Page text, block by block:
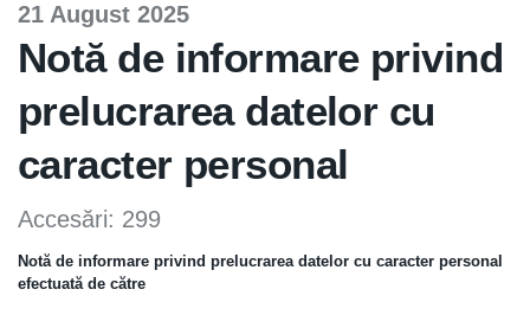
Notă de informare privind
prelucrarea datelor cu
caracter personal
21 August 2025
Accesări: 299
Notă de informare privind prelucrarea datelor cu caracter personal
efectuată de către